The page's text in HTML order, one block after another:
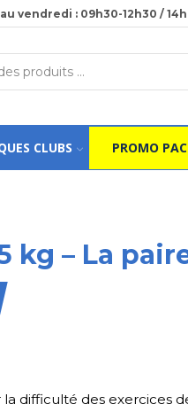
vendredi : 09h30-12h30 /
CLUBS PROMO
kg – La
difficulté des exercices